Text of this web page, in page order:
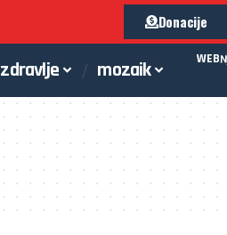
Donacije
zdravlje mozaik WEB